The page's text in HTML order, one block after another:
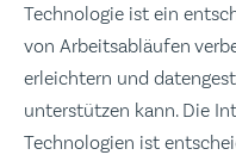
Technologie ist ein
von Arbeitsabläufen
erleichtern und
unterstützen kann. Die
Technologien ist